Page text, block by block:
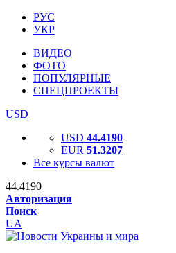
РУС
УКР
ВИДЕО
ФОТО
ПОПУЛЯРНЫЕ
СПЕЦПРОЕКТЫ
USD
USD 44.4190
EUR 51.3207
Все курсы валют
44.4190
Авторизация
Поиск
UA